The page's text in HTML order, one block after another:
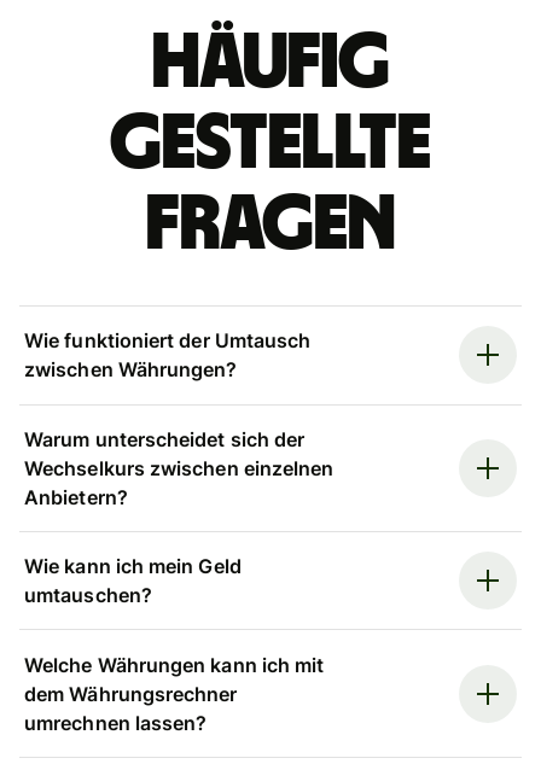
Häufig
gestellte
Fragen
Wie funktioniert der Umtausch
zwischen Währungen?
Warum unterscheidet sich der
Wechselkurs zwischen einzelnen
Anbietern?
Wie kann ich mein Geld
umtauschen?
Welche Währungen kann ich mit
dem Währungsrechner
umrechnen lassen?